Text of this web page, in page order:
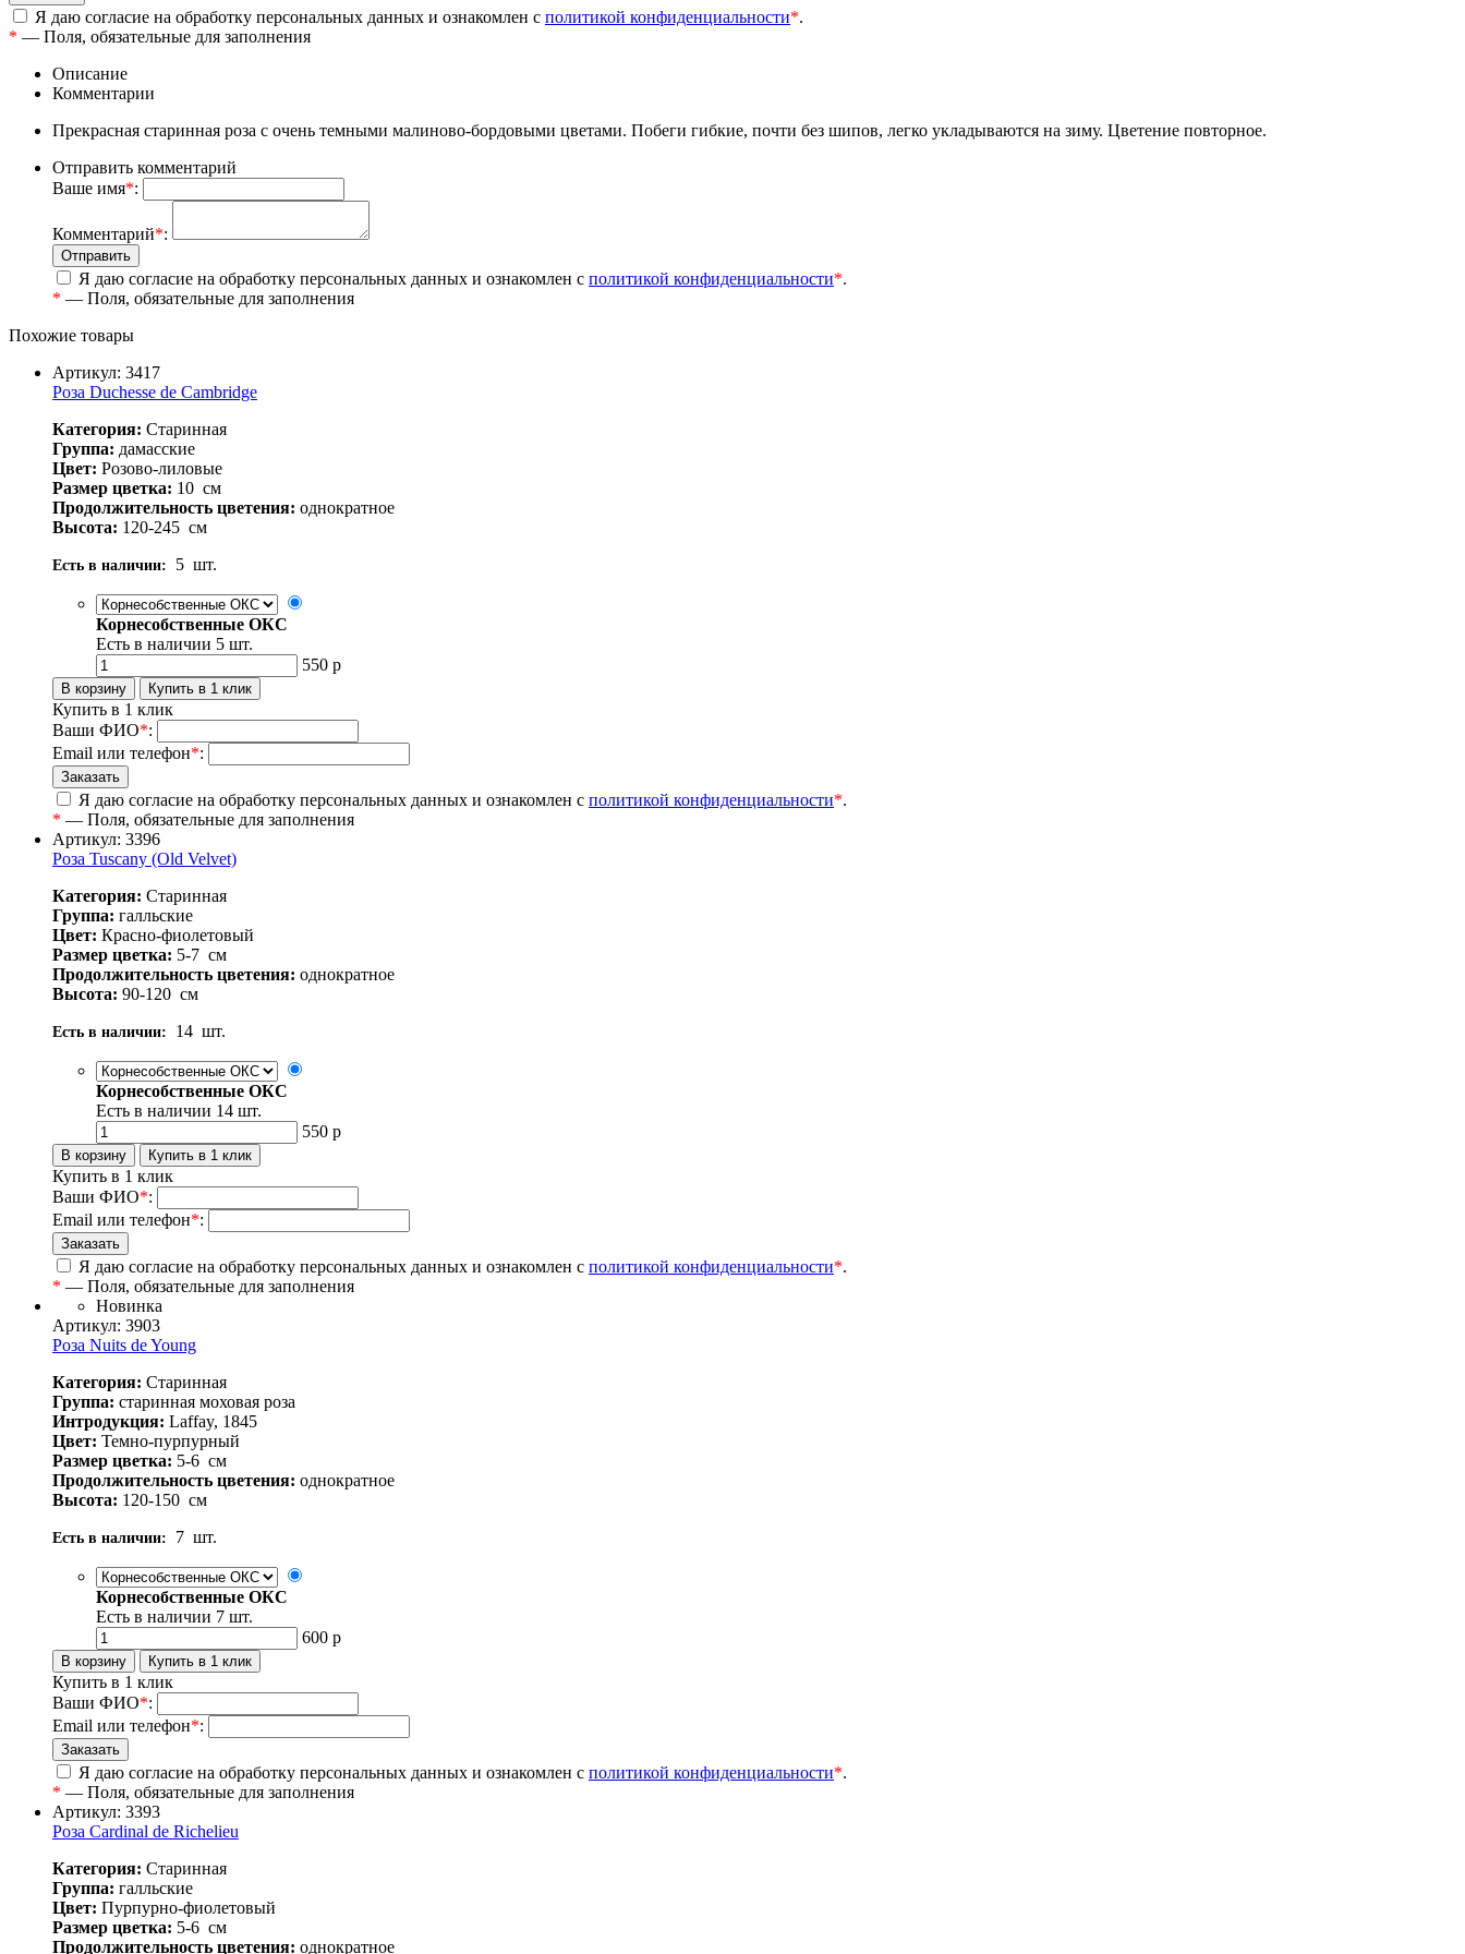
Я даю согласие на обработку персональных данных и ознакомлен с политикой конфиденциальности*.
* — Поля, обязательные для заполнения
Описание
Комментарии
Прекрасная старинная роза с очень темными малиново-бордовыми цветами. Побеги гибкие, почти без шипов, легко укладываются на зиму. Цветение повторное.
Отправить комментарий
Ваше имя*:
Комментарий*:
Я даю согласие на обработку персональных данных и ознакомлен с политикой конфиденциальности*.
* — Поля, обязательные для заполнения
Похожие товары
Артикул: 3417
Роза Duchesse de Cambridge
Категория: Старинная
Группа: дамасские
Цвет: Розово-лиловые
Размер цветка: 10 см
Продолжительность цветения: однократное
Высота: 120-245 см
Есть в наличии: 5 шт.
Корнесобственные ОКС
Есть в наличии 5 шт.
550 р
Купить в 1 клик
Ваши ФИО*:
Email или телефон*:
Я даю согласие на обработку персональных данных и ознакомлен с политикой конфиденциальности*.
* — Поля, обязательные для заполнения
Артикул: 3396
Роза Tuscany (Old Velvet)
Категория: Старинная
Группа: галльские
Цвет: Красно-фиолетовый
Размер цветка: 5-7 см
Продолжительность цветения: однократное
Высота: 90-120 см
Есть в наличии: 14 шт.
Корнесобственные ОКС
Есть в наличии 14 шт.
550 р
Купить в 1 клик
Ваши ФИО*:
Email или телефон*:
Я даю согласие на обработку персональных данных и ознакомлен с политикой конфиденциальности*.
* — Поля, обязательные для заполнения
Новинка
Артикул: 3903
Роза Nuits de Young
Категория: Старинная
Группа: старинная моховая роза
Интродукция: Laffay, 1845
Цвет: Темно-пурпурный
Размер цветка: 5-6 см
Продолжительность цветения: однократное
Высота: 120-150 см
Есть в наличии: 7 шт.
Корнесобственные ОКС
Есть в наличии 7 шт.
600 р
Купить в 1 клик
Ваши ФИО*:
Email или телефон*:
Я даю согласие на обработку персональных данных и ознакомлен с политикой конфиденциальности*.
* — Поля, обязательные для заполнения
Артикул: 3393
Роза Cardinal de Richelieu
Категория: Старинная
Группа: галльские
Цвет: Пурпурно-фиолетовый
Размер цветка: 5-6 см
Продолжительность цветения: однократное